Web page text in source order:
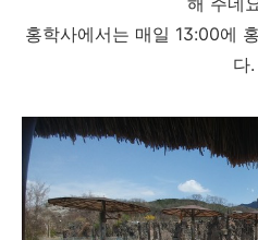
홍학사에서는 매일 13:00에
다.